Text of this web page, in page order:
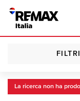
FILTRI
La ricerca non ha